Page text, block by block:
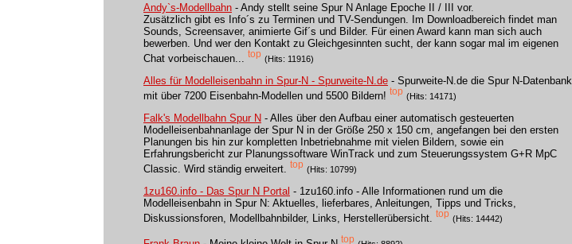
Andy`s-Modellbahn - Andy stellt seine Spur N Anlage Epoche II / III vor.
Zusätzlich gibt es Info´s zu Terminen und TV-Sendungen. Im Downloadbereich findet man
Sounds, Screensaver, animierte Gif´s und Bilder. Für einen Award kann man sich auch
bewerben. Und wer den Kontakt zu Gleichgesinnten sucht, der kann sogar mal im eigenen
Chat vorbeischauen...
top (Hits: 11916)
Alles für Modelleisenbahn in Spur-N - Spurweite-N.de - Spurweite-N.de die Spur N-Datenbank
mit über 7200 Eisenbahn-Modellen und 5500 Bildern! top (Hits: 14171)
Falk's Modellbahn Spur N - Alles über den Aufbau einer automatisch gesteuerten
Modelleisenbahnanlage der Spur N in der Größe 250 x 150 cm, angefangen bei den ersten
Planungen bis hin zur kompletten Inbetriebnahme mit vielen Bildern, sowie ein
Erfahrungsbericht zur Planungssoftware WinTrack und zum Steuerungssystem G+R MpC
Classic. Wird ständig erweitert. top (Hits: 10799)
1zu160.info - Das Spur N Portal - 1zu160.info - Alle Informationen rund um die
Modelleisenbahn in Spur N: Aktuelles, lieferbares, Anleitungen, Tipps und Tricks,
Diskussionsforen, Modellbahnbilder, Links, Herstellerübersicht. top (Hits: 14442)
top